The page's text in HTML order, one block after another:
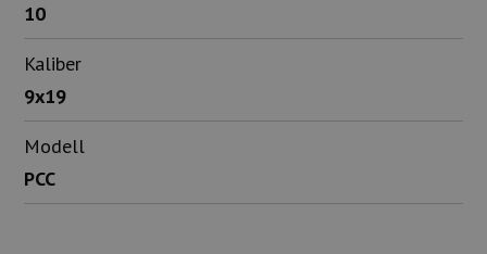
10
Kaliber
9x19
Modell
PCC